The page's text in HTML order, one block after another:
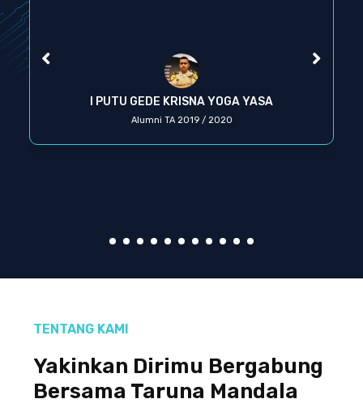
I PUTU GEDE KRISNA YOGA YASA
Alumni TA 2019 / 2020
TENTANG KAMI
Yakinkan Dirimu Bergabung
Bersama Taruna Mandala